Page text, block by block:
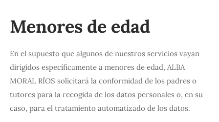
Menores de edad
En el supuesto que algunos de nuestros servicios vayan
dirigidos específicamente a menores de edad, ALBA
MORAL RÍOS solicitará la conformidad de los padres o
tutores para la recogida de los datos personales o, en su
caso, para el tratamiento automatizado de los datos.